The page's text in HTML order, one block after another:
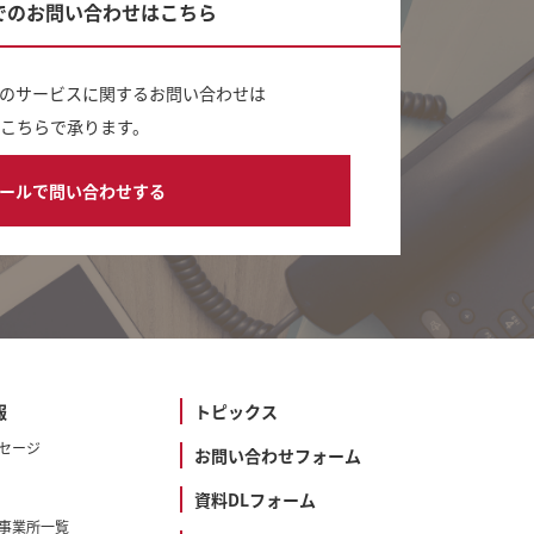
のお問い合わせはこちら
サービスに関するお問い合わせは
こちらで承ります。
ルで問い合わせする
ージ
業所一覧
トピックス
お問い合わせフォーム
資料DLフォーム